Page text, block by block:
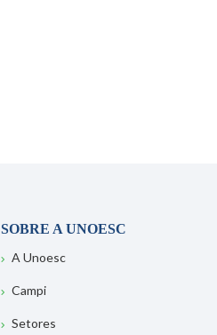
SOBRE A UNOESC
A Unoesc
Campi
Setores